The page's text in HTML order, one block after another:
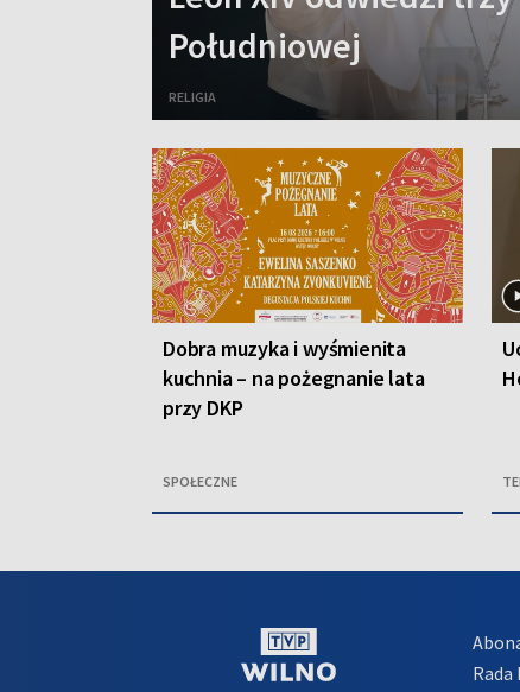
Południowej
RELIGIA
Dobra muzyka i wyśmienita
kuchnia – na pożegnanie lata
przy DKP
SPOŁECZNE